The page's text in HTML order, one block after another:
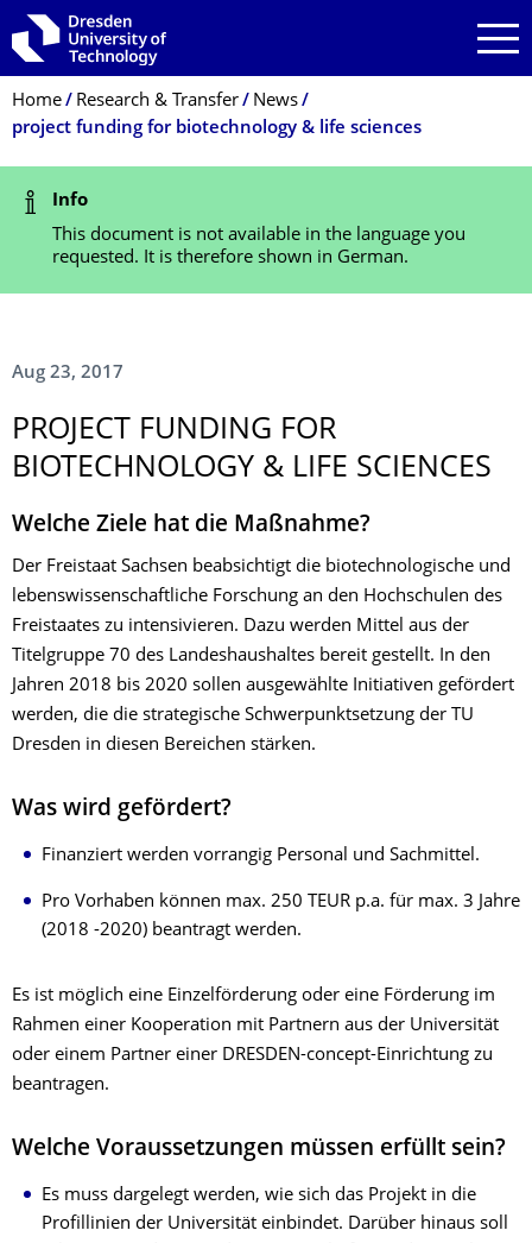
Skip to main navigation
Skip to search
Skip to content
Breadcrumb Menu
Home Research & Transfer
News
project funding for biotechnology & life sciences
Status Message
Info
This document is not available in the language you
requested. It is therefore shown in German.
Aug 23, 2017
PROJECT FUNDING FOR
BIOTECHNOLOGY & LIFE SCIENCES
Welche Ziele hat die Maßnahme?
Der Freistaat Sachsen beabsichtigt die biotechnologische und
lebenswissenschaftliche Forschung an den Hochschulen des
Freistaates zu intensivieren. Dazu werden Mittel aus der
Titelgruppe 70 des Landeshaushaltes bereit gestellt. In den
Jahren 2018 bis 2020 sollen ausgewählte Initiativen gefördert
werden, die die strategische Schwerpunktsetzung der TU
Dresden in diesen Bereichen stärken.
Was wird gefördert?
Finanziert werden vorrangig Personal und Sachmittel.
Pro Vorhaben können max. 250 TEUR p.a. für max. 3 Jahre
(2018 -2020) beantragt werden.
Es ist möglich eine Einzelförderung oder eine Förderung im
Rahmen einer Kooperation mit Partnern aus der Universität
oder einem Partner einer DRESDEN-concept-Einrichtung zu
beantragen.
Welche Voraussetzungen müssen erfüllt sein?
Es muss dargelegt werden, wie sich das Projekt in die
Profillinien der Universität einbindet. Darüber hinaus soll